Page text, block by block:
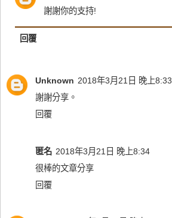
謝謝你的支持!
回覆
Unknown 2018年3月21日 晚上8:33
謝謝分享。
回覆
匿名 2018年3月21日 晚上8:34
很棒的文章分享
回覆